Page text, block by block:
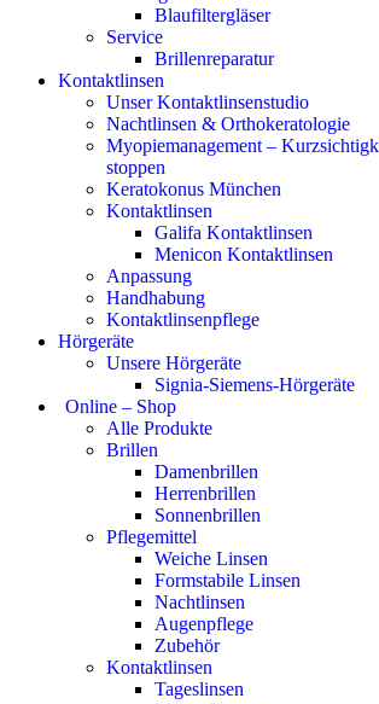
Blaufiltergläser
Service
Brillenreparatur
Kontaktlinsen
Unser Kontaktlinsenstudio
Nachtlinsen & Orthokeratologie
Myopiemanagement –
stoppen
Keratokonus München
Kontaktlinsen
Galifa Kontaktlinsen
Menicon Kontaktlinsen
Anpassung
Handhabung
Kontaktlinsenpflege
Hörgeräte
Unsere Hörgeräte
Signia-Siemens-Hörgeräte
Online – Shop
Alle Produkte
Brillen
Damenbrillen
Herrenbrillen
Sonnenbrillen
Pflegemittel
Weiche Linsen
Formstabile Linsen
Nachtlinsen
Augenpflege
Zubehör
Kontaktlinsen
Tageslinsen